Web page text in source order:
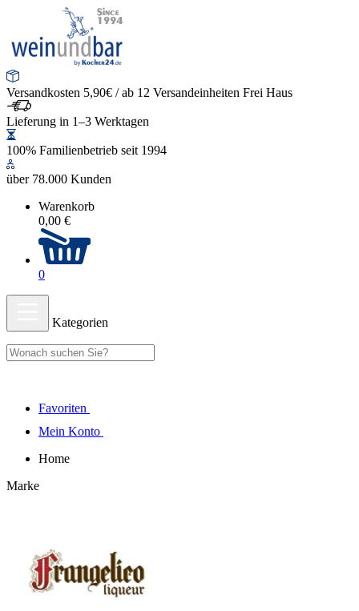
Versandkosten 5,90€ / ab 12 Versandeinheiten Frei Haus
Lieferung in 1–3 Werktagen
100% Familienbetrieb seit 1994
über 78.000 Kunden
Warenkorb
0,00 €
0
Kategorien
Favoriten
Mein Konto
Home
Marke